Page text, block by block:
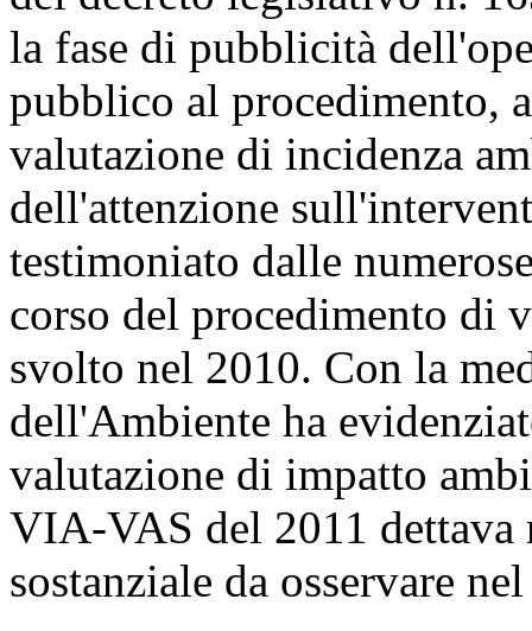
la fase di pubblicità
pubblico al procedimento,
valutazione di incidenza
dell'attenzione
testimoniato dalle
corso del procedimento di
svolto nel 2010. Con la
dell'Ambiente ha
valutazione di impatto
VIA-VAS del 2011 dettava
sostanziale da osservare